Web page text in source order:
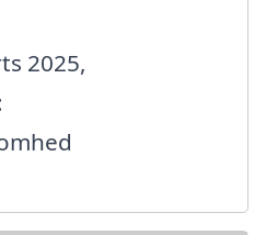
2025,